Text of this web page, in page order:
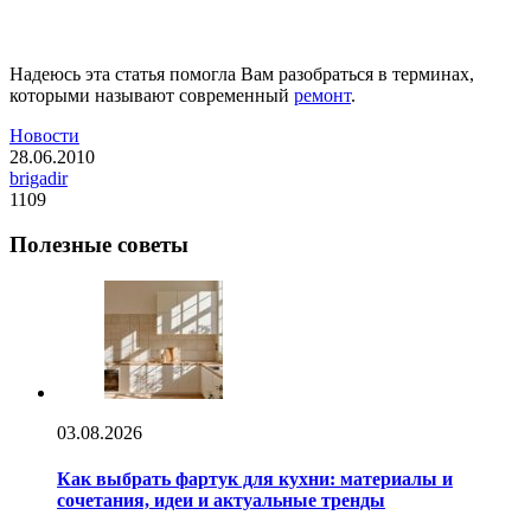
Надеюсь эта статья помогла Вам разобраться в терминах,
которыми называют современный ремонт.
Новости
28.06.2010
brigadir
1109
Полезные советы
03.08.2026
Как выбрать фартук для кухни: материалы и
сочетания, идеи и актуальные тренды